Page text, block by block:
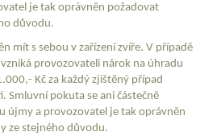
je tak oprávněn požadovat
důvodu.
mít s sebou v zařízení zvíře. V případě
provozovateli nárok na úhradu
Kč za každý zjištěný případ
Smluvní pokuta se ani částečně
újmy a provozovatel je tak oprávněn
ze stejného důvodu.